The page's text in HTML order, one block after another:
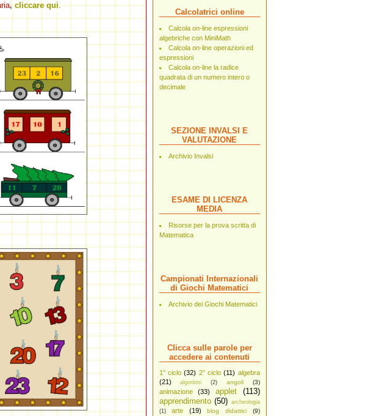
Calcolatrici online
Calcola on-line espressioni
algebriche con MiniMath
Calcola on-line operazioni ed
espressioni
Calcola on-line la radice
quadrata di un numero intero o
decimale
SEZIONE INVALSI E
VALUTAZIONE
Archivio Invalsi
ESAME DI LICENZA
MEDIA
Risorse per la prova scritta di
Matematica
Campionati Internazionali
di Giochi Matematici
Archivio dei Giochi Matematici
Clicca sulle parole per
accedere ai contenuti
1° ciclo (32) 2° ciclo (11) algebra
(21)
algoritmi (2) angoli (3)
animazione (33) applet
(113)
apprendimento (50) archeologia
(1)
arte (19) blog didattici (9)
,cliccare qui.